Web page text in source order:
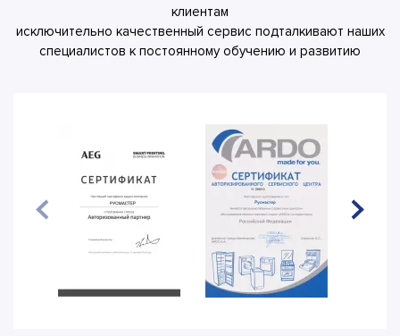
клиентам
исключительно качественный сервис подталкивают наших
специалистов к постоянному обучению и развитию